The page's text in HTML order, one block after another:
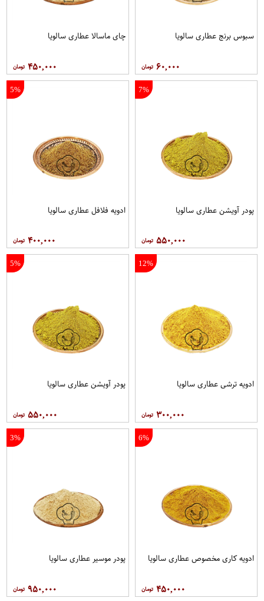
سبوس برنج عطاری سالویا
۶۰,۰۰۰
چای ماسالا عطاری سالویا
۴۵۰,۰۰۰
7%
پودر آویشن عطاری سالویا
۵۵۰,۰۰۰
5%
ادویه فلافل عطاری سالویا
۴۰۰,۰۰۰
12%
ادویه ترشی عطاری سالویا
۳۰۰,۰۰۰
5%
پودر آویشن عطاری سالویا
۵۵۰,۰۰۰
6%
ادویه کاری مخصوص عطاری سالویا
۴۵۰,۰۰۰
3%
پودر موسیر عطاری سالویا
۹۵۰,۰۰۰